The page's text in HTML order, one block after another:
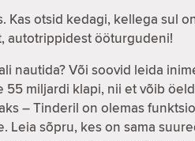
otsid kedagi, kellega sul
autotrippidest ööturgudeni!
nautida? Või soovid leida
miljardi klapi, nii et võib
– Tinderil on olemas
sõpru, kes on sama